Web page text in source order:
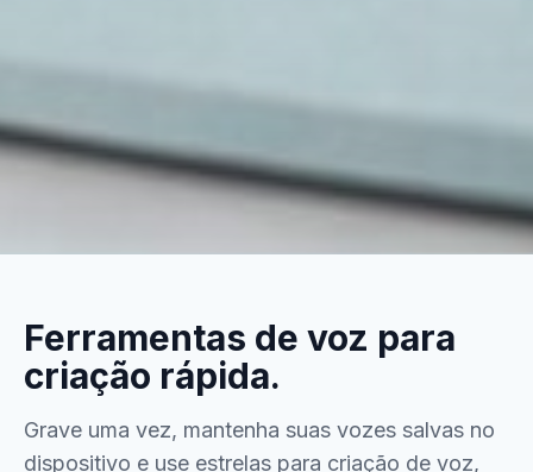
Ferramentas de voz para
criação rápida.
Grave uma vez, mantenha suas vozes salvas no
dispositivo e use estrelas para criação de voz,